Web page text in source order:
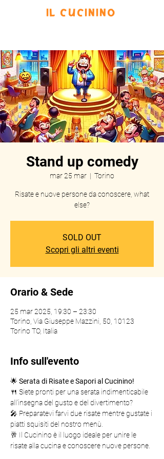
IL CUCININO
Stand up comedy
mar 25 mar
  |
Torino
Risate e nuove persone da conoscere, what
else?
SOLD OUT
Scopri gli altri eventi
Orario & Sede
25 mar 2025, 19:30 – 23:30
Torino, Via Giuseppe Mazzini, 50, 10123
Torino TO, Italia
Info sull'evento
🌟 Serata di Risate e Sapori al Cucinino!
🍴 Siete pronti per una serata indimenticabile
all'insegna del gusto e del divertimento?
🎤 Preparatevi farvi due risate mentre gustate i
piatti squisiti del nostro menù.
🥂 Il Cucinino è il luogo ideale per unire le
risate alla cucina e conoscere nuove persone.